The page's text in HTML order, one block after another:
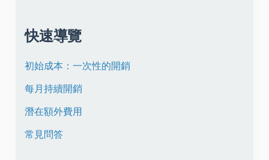
快速導覽
初始成本：一次性的開銷
每月持續開銷
潛在額外費用
常見問答